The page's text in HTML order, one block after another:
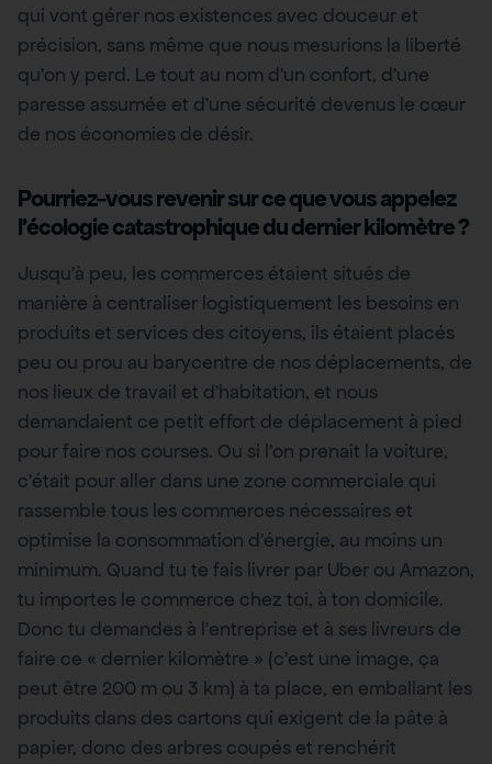
qui vont gérer nos existences avec douceur et
précision, sans même que nous mesurions la liberté
qu’on y perd. Le tout au nom d’un confort, d’une
paresse assumée et d’une sécurité devenus le cœur
de nos économies de désir.
Pourriez-vous revenir sur ce que vous appelez
l’écologie catastrophique du dernier kilomètre ?
Jusqu’à peu, les commerces étaient situés de
manière à centraliser logistiquement les besoins en
produits et services des citoyens, ils étaient placés
peu ou prou au barycentre de nos déplacements, de
nos lieux de travail et d’habitation, et nous
demandaient ce petit effort de déplacement à pied
pour faire nos courses. Ou si l’on prenait la voiture,
c’était pour aller dans une zone commerciale qui
rassemble tous les commerces nécessaires et
optimise la consommation d’énergie, au moins un
minimum. Quand tu te fais livrer par Uber ou Amazon,
tu importes le commerce chez toi, à ton domicile.
Donc tu demandes à l’entreprise et à ses livreurs de
faire ce « dernier kilomètre » (c’est une image, ça
peut être 200 m ou 3 km) à ta place, en emballant les
produits dans des cartons qui exigent de la pâte à
papier, donc des arbres coupés et renchérit